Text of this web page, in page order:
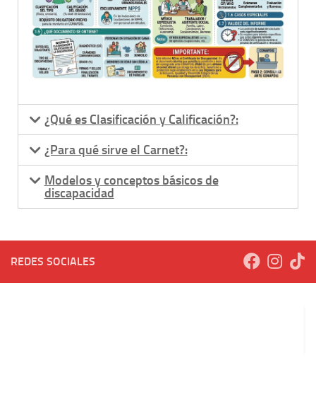
¿Qué es Clasificación y Calificación?:
¿Para qué sirve el Carnet?:
Modelos y conceptos básicos de
discapacidad
REDES SOCIALES